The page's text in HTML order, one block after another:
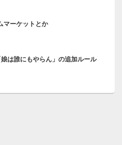
マーケットとか
は誰にもやらん」の追加ルール